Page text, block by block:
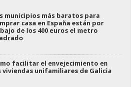
municipios más baratos para
casa en España están por
de los 400 euros el metro
facilitar el envejecimiento en
viviendas unifamiliares de Galicia